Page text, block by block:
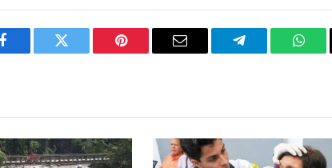
FacebookTwitter PinterestCorreo
Telegram